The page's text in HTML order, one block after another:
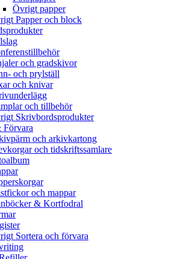
Övrigt papper
Papper och block
och gradskivor
och prylställ
och knivar
och tillbehör
Skrivbordsprodukter
Förvara
och arkivkartong
och tidskriftssamlare
och mappar
& Kortfodral
Sortera och förvara